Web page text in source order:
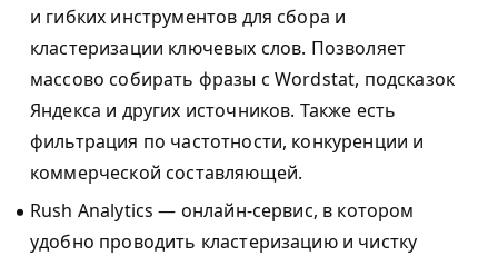
и гибких инструментов для сбора и
кластеризации ключевых слов. Позволяет
массово собирать фразы с Wordstat, подсказок
Яндекса и других источников. Также есть
фильтрация по частотности, конкуренции и
коммерческой составляющей.
Rush Analytics — онлайн-сервис, в котором
удобно проводить кластеризацию и чистку